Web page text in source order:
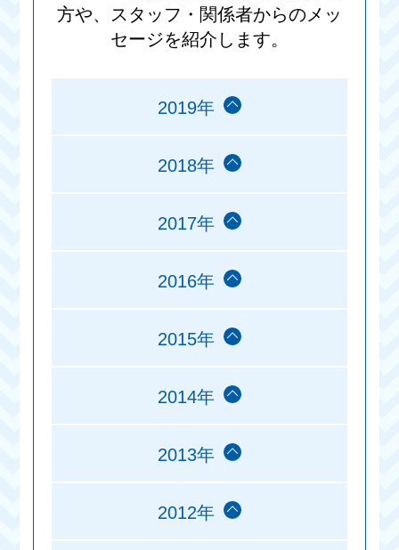
方や、スタッフ・関係者からのメッ
セージを紹介します。
2019年
2018年
2017年
2016年
2015年
2014年
2013年
2012年